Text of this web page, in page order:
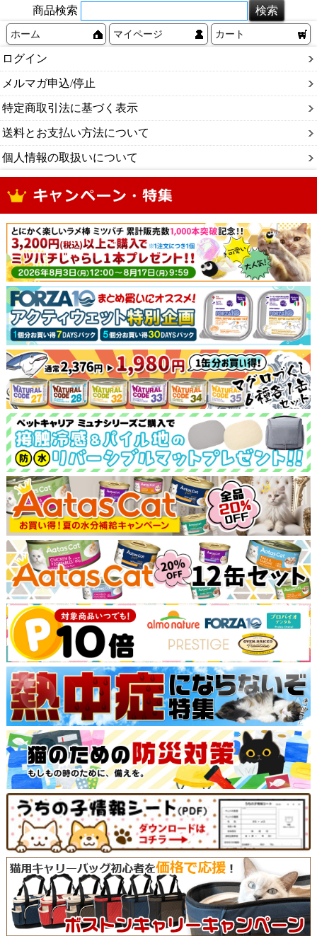
商品検索
ホーム マイページ カート
ログイン
メルマガ申込/停止
特定商取引法に基づく表示
送料とお支払い方法について
個人情報の取扱いについて